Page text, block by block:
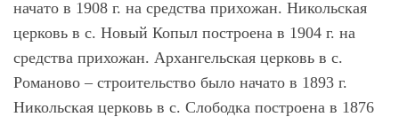
начато в 1908 г. на средства прихожан. Никольская
церковь в с. Новый Копыл построена в 1904 г. на
средства прихожан. Архангельская церковь в с.
Романово – строительство было начато в 1893 г.
Никольская церковь в с. Слободка построена в 1876